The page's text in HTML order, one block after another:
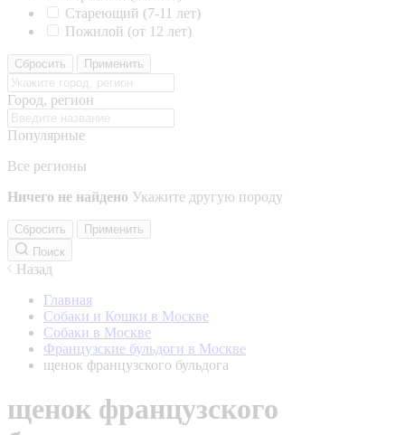
Стареющий (7-11 лет)
Пожилой (от 12 лет)
Сбросить Применить
Город, регион
Популярные
Все регионы
Ничего не найдено Укажите другую породу
Сбросить
Применить
Поиск
Назад
Главная
Собаки и Кошки в Москве
Собаки в Москве
Французские бульдоги в Москве
щенок французского бульдога
щенок французского